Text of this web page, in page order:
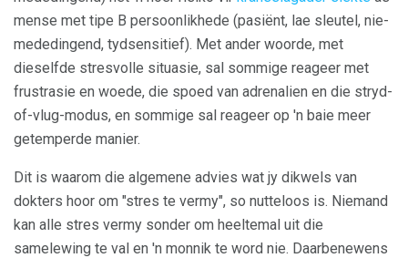
mense met tipe B persoonlikhede (pasiënt, lae sleutel, nie-
mededingend, tydsensitief). Met ander woorde, met
dieselfde stresvolle situasie, sal sommige reageer met
frustrasie en woede, die spoed van adrenalien en die stryd-
of-vlug-modus, en sommige sal reageer op 'n baie meer
getemperde manier.
Dit is waarom die algemene advies wat jy dikwels van
dokters hoor om "stres te vermy", so nutteloos is. Niemand
kan alle stres vermy sonder om heeltemal uit die
samelewing te val en 'n monnik te word nie. Daarbenewens